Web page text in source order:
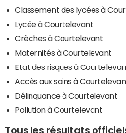
Classement des lycées à
Lycée à Courtelevant
Crèches à Courtelevant
Maternités à Courtelevant
Etat des risques à
Accès aux soins à
Délinquance à Courtelevant
Pollution à Courtelevant
Tous les résultats